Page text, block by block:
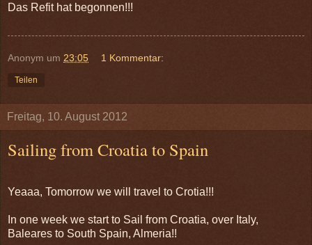
Das Refit hat begonnen!!!
Anonym um 23:05 1 Kommentar:
Teilen
Freitag, 10. August 2012
Sailing from Croatia to Spain
Yeaaa, Tomorrow we will travel to Crotia!!!
In one week we start to Sail from Croatia, over Italy,
Baleares to South Spain, Almeria!!